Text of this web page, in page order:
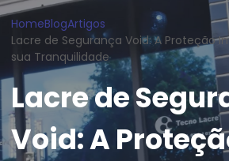
HomeBlogArtigos
Lacre de Segurança Void: A Proteção
sua Tranquilidade
Lacre de
Void: A